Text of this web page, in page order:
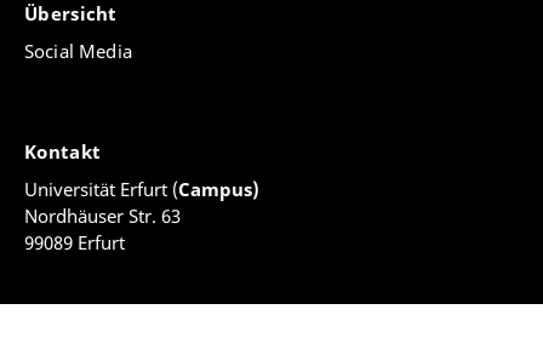
Übersicht
Social Media
Kontakt
Universität Erfurt (Campus)
Nordhäuser Str. 63
99089 Erfurt